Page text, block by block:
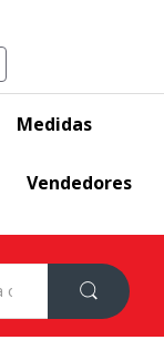
Medidas
Vendedores